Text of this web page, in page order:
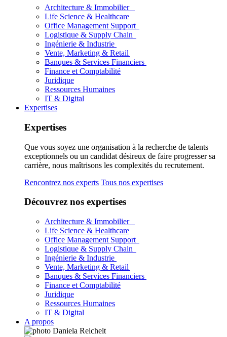
Architecture & Immobilier
Life Science & Healthcare
Office Management Support
Logistique & Supply Chain
Ingénierie & Industrie
Vente, Marketing & Retail
Banques & Services Financiers
Finance et Comptabilité
Juridique
Ressources Humaines
IT & Digital
Expertises
Expertises
Que vous soyez une organisation à la recherche de talents
exceptionnels ou un candidat désireux de faire progresser sa
carrière, nous maîtrisons les complexités du recrutement.
Rencontrez nos experts Tous nos expertises
Découvrez nos expertises
Architecture & Immobilier
Life Science & Healthcare
Office Management Support
Logistique & Supply Chain
Ingénierie & Industrie
Vente, Marketing & Retail
Banques & Services Financiers
Finance et Comptabilité
Juridique
Ressources Humaines
IT & Digital
A propos